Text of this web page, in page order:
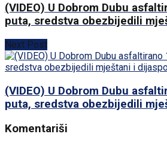
(VIDEO) U Dobrom Dubu
puta, sredstva obezbijedili
Next Post
(VIDEO) U Dobrom Dubu
puta, sredstva obezbijedili
Komentariši